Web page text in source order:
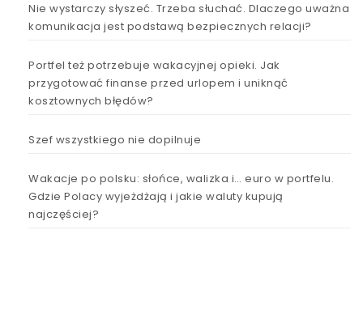
Nie wystarczy słyszeć. Trzeba słuchać. Dlaczego uważna
komunikacja jest podstawą bezpiecznych relacji?
Portfel też potrzebuje wakacyjnej opieki. Jak
przygotować finanse przed urlopem i uniknąć
kosztownych błędów?
Szef wszystkiego nie dopilnuje
Wakacje po polsku: słońce, walizka i… euro w portfelu.
Gdzie Polacy wyjeżdżają i jakie waluty kupują
najczęściej?